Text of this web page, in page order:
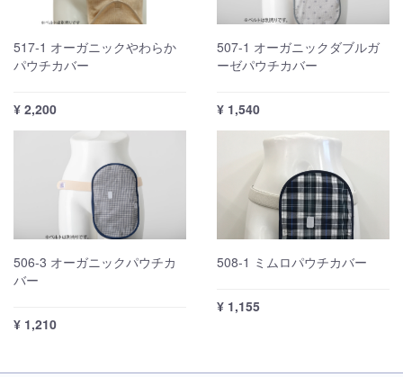
517-1 オーガニックやわらか
パウチカバー
¥ 2,200
507-1 オーガニックダブルガ
ーゼパウチカバー
¥ 1,540
506-3 オーガニックパウチカ
バー
¥ 1,210
508-1 ミムロパウチカバー
¥ 1,155